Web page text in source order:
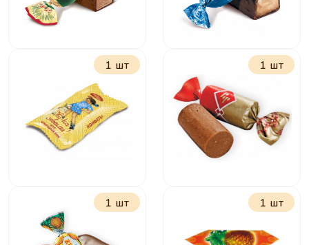
Васильки
1 шт
Ну-ка отними вкус
1 шт
Батончики Рот
1 шт 1 шт